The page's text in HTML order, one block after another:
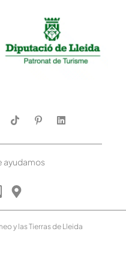
ayudamos
y las Tierras de Lleida